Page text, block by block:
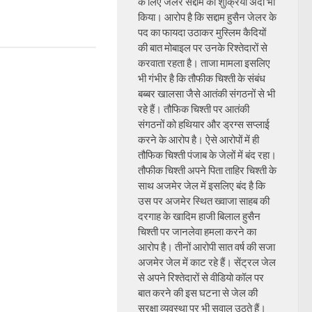
किया। आरोप है कि सद्दाम हुसैन जेलर के
पद का फायदा उठाकर मुस्लिम कैदियों
की बात मोबाइल पर उनके रिश्तेदारों से
करवाता रहता है। ताजा मामला इसलिए
भी गंभीर है कि तौफीक चिश्ती के संबंध
बब्बर खालसा जैसे आतंकी संगठनों से भी
रहे हैं। तौफिक चिश्ती पर आतंकी
संगठनों को हथियार और ड्रग्स सप्लाई
करने के आरोप है। ऐसे आरोपों में ही
तौफिक चिश्ती पंजाब के जेलों में बंद रहा।
तौफीक चिश्ती अपने पिता ताहिर चिश्ती के
साथ अजमेर जेल में इसलिए बंद है कि
उस पर अजमेर स्थित ख्वाजा साहब की
दरगाह के खादिम हाजी बिलाल हुसैन
चिश्ती पर जानलेवा हमला करने का
आरोप है। तीनों आरोपी सात वर्ष की सजा
अजमेर जेल में काट रहे हैं। सेंट्रल जेल
से अपने रिश्तेदारों से वीडियो कॉल पर
बात करने की इस घटना से जेल की
सुरक्षा व्यवस्था पर भी सवाल उठते हैं।